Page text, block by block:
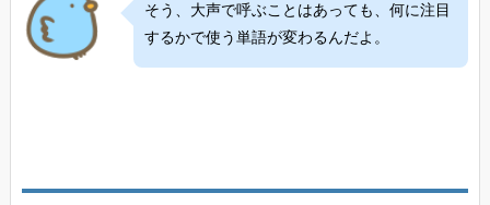
そう、大声で呼ぶことはあっても、何に注目
するかで使う単語が変わるんだよ。